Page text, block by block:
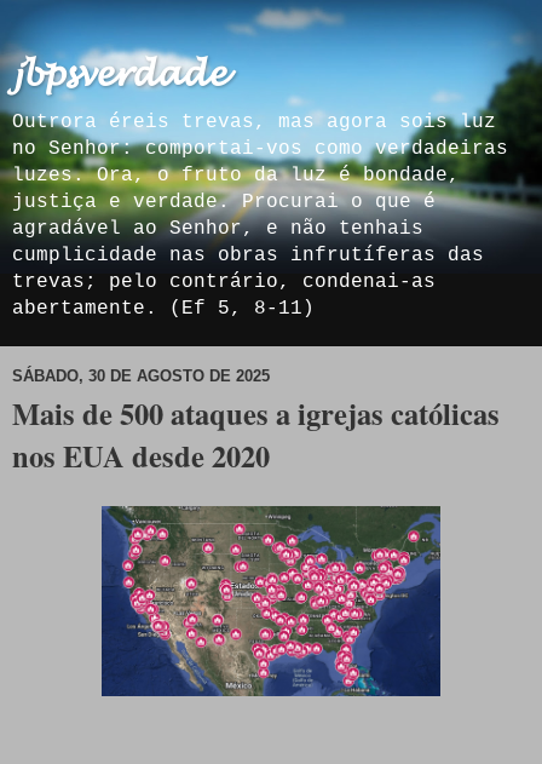
𝓳𝓫𝓹𝓼𝓿𝓮𝓻𝓭𝓪𝓭𝓮
Outrora éreis trevas, mas agora sois luz
no Senhor: comportai-vos como verdadeiras
luzes. Ora, o fruto da luz é bondade,
justiça e verdade. Procurai o que é
agradável ao Senhor, e não tenhais
cumplicidade nas obras infrutíferas das
trevas; pelo contrário, condenai-as
abertamente. (Ef 5, 8-11)
SÁBADO, 30 DE AGOSTO DE 2025
Mais de 500 ataques a igrejas católicas
nos EUA desde 2020